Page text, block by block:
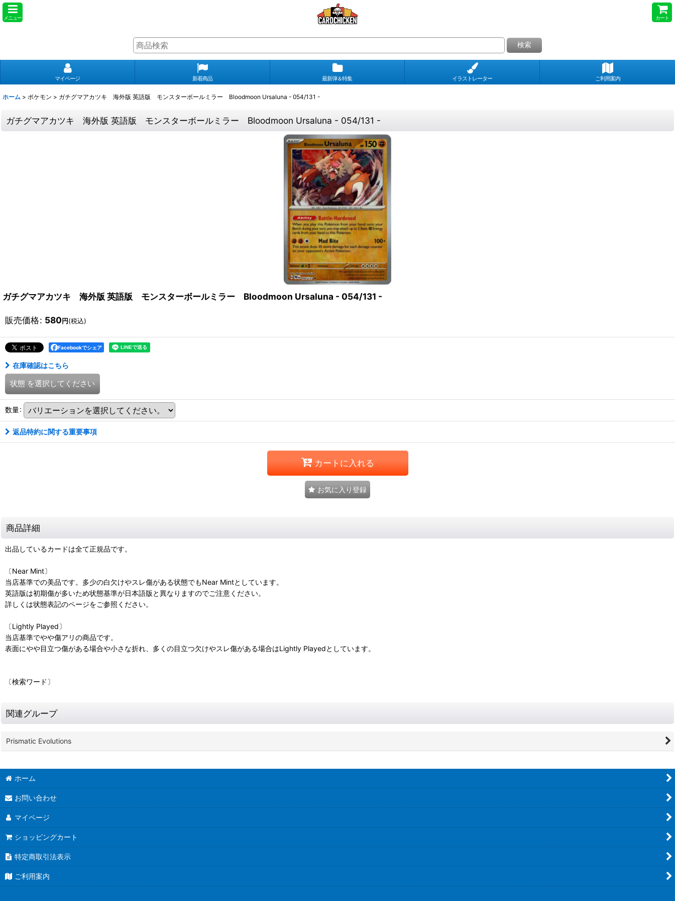
メニュー カート
検索
マイページ 新着商品 最新弾＆特集 イラストレーター ご利用案内
ホーム > ポケモン > ガチグマアカツキ 海外版 英語版 モンスターボールミラー Bloodmoon Ursaluna - 054/131 -
ガチグマアカツキ 海外版 英語版 モンスターボールミラー Bloodmoon Ursaluna - 054/131 -
ガチグマアカツキ 海外版 英語版 モンスターボールミラー Bloodmoon Ursaluna - 054/131 -
販売価格: 580円(税込)
Facebookでシェア
在庫確認はこちら
状態 を選択してください
数量:
返品特約に関する重要事項
カートに入れる
お気に入り登録
商品詳細
出品しているカードは全て正規品です。
〔Near Mint〕
当店基準での美品です。多少の白欠けやスレ傷がある状態でもNear Mintとしています。
英語版は初期傷が多いため状態基準が日本語版と異なりますのでご注意ください。
詳しくは状態表記のページをご参照ください。
〔Lightly Played〕
当店基準でやや傷アリの商品です。
表面にやや目立つ傷がある場合や小さな折れ、多くの目立つ欠けやスレ傷がある場合はLightly Playedとしています。
〔検索ワード〕
関連グループ
Prismatic Evolutions
ホーム
お問い合わせ
マイページ
ショッピングカート
特定商取引法表示
ご利用案内